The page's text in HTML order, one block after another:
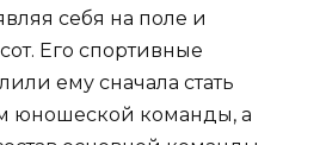
себя на поле и
Его спортивные
ему сначала стать
юношеской команды, а